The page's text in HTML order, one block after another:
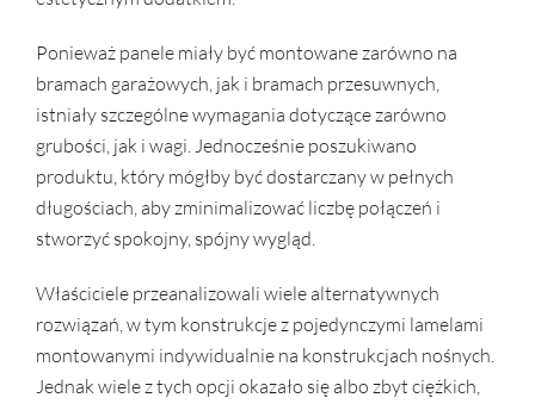
Ponieważ panele miały być montowane zarówno na
bramach garażowych, jak i bramach przesuwnych,
istniały szczególne wymagania dotyczące zarówno
grubości, jak i wagi. Jednocześnie poszukiwano
produktu, który mógłby być dostarczany w pełnych
długościach, aby zminimalizować liczbę połączeń i
stworzyć spokojny, spójny wygląd.
Właściciele przeanalizowali wiele alternatywnych
rozwiązań, w tym konstrukcje z pojedynczymi lamelami
montowanymi indywidualnie na konstrukcjach nośnych.
Jednak wiele z tych opcji okazało się albo zbyt ciężkich,